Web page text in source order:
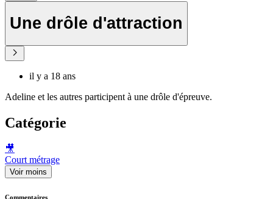
Une drôle d'attraction
il y a 18 ans
Adeline et les autres participent à une drôle d'épreuve.
Catégorie
🎥
Court métrage
Voir moins
Commentaires